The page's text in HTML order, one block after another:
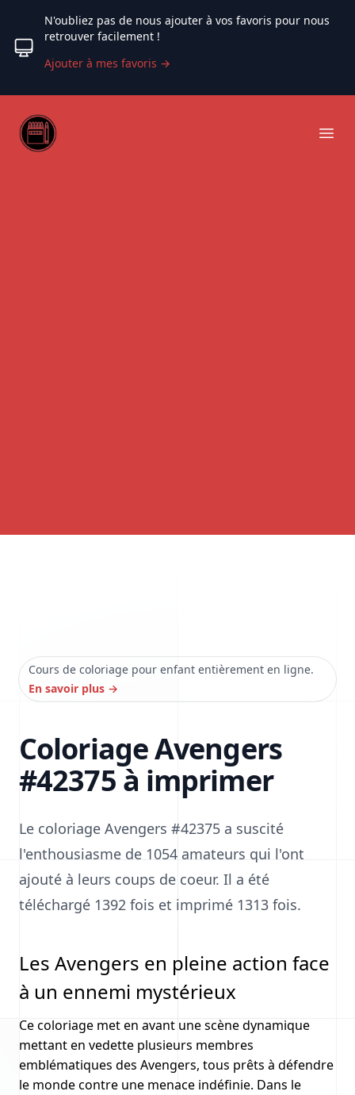
N'oubliez pas de nous ajouter à vos favoris pour nous
retrouver facilement !
Ajouter à mes favoris →
Web coloriage
Cours de coloriage pour enfant entièrement en ligne.
En savoir plus →
Coloriage Avengers
#42375 à imprimer
Le coloriage Avengers #42375 a suscité
l'enthousiasme de 1054 amateurs qui l'ont
ajouté à leurs coups de coeur. Il a été
téléchargé 1392 fois et imprimé 1313 fois.
Les Avengers en pleine action face
à un ennemi mystérieux
Ce coloriage met en avant une scène dynamique
mettant en vedette plusieurs membres
emblématiques des Avengers, tous prêts à défendre
le monde contre une menace indéfinie. Dans le